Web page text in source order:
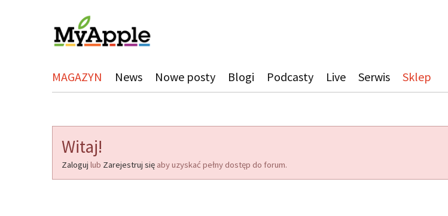
MAGAZYN News Nowe posty Blogi Podcasty Live Serwis Sklep
Witaj!
Zaloguj lub Zarejestruj się aby uzyskać pełny dostęp do forum.